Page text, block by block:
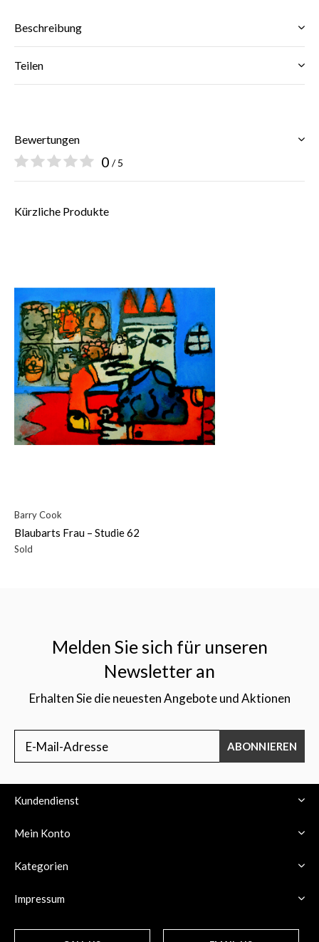
Beschreibung
Teilen
Bewertungen
0 / 5
Kürzliche Produkte
Barry Cook
Blaubarts Frau – Studie 62
Sold
Melden Sie sich für unseren
Newsletter an
Erhalten Sie die neuesten Angebote und Aktionen
ABONNIEREN
Kundendienst
Mein Konto
Kategorien
Impressum